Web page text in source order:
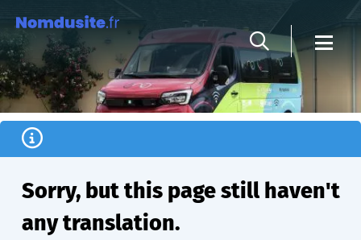
Sorry, but this page still haven't
any translation.